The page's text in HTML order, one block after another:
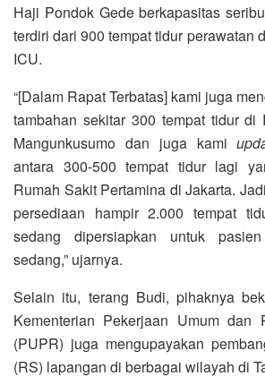
Haji Pondok Gede berkapasitas
terdiri dari 900 tempat tidur perawatan
ICU.
“[Dalam Rapat Terbatas] kami juga
tambahan sekitar 300 tempat tidur di
Mangunkusumo dan juga kami
antara 300-500 tempat tidur lagi
Rumah Sakit Pertamina di Jakarta.
persediaan hampir 2.000 tempat
sedang dipersiapkan untuk
sedang,” ujarnya.
Selain itu, terang Budi, pihaknya
Kementerian Pekerjaan Umum dan
(PUPR) juga mengupayakan
(RS) lapangan di berbagai wilayah di